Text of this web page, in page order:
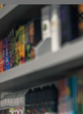
.
.
mécanique bien
en flacon 120 ml à
en France par Le